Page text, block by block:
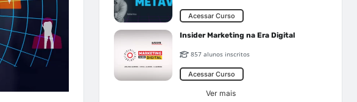
Acessar Curso
Insider Marketing na Era Digital
857 alunos inscritos
Acessar Curso
Ver mais